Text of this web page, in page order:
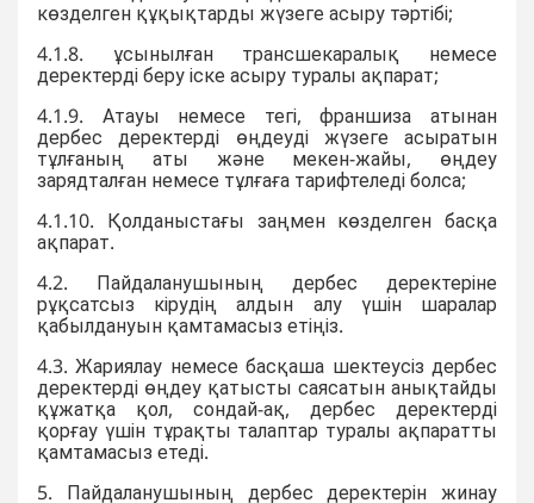
көзделген құқықтарды жүзеге асыру тәртібі;
4.1.8. ұсынылған трансшекаралық немесе
деректерді беру іске асыру туралы ақпарат;
4.1.9. Атауы немесе тегі, франшиза атынан
дербес деректерді өңдеуді жүзеге асыратын
тұлғаның аты және мекен-жайы, өңдеу
зарядталған немесе тұлғаға тарифтеледі болса;
4.1.10. Қолданыстағы заңмен көзделген басқа
ақпарат.
4.2. Пайдаланушының дербес деректеріне
рұқсатсыз кірудің алдын алу үшін шаралар
қабылдануын қамтамасыз етіңіз.
4.3. Жариялау немесе басқаша шектеусіз дербес
деректерді өңдеу қатысты саясатын анықтайды
құжатқа қол, сондай-ақ, дербес деректерді
қорғау үшін тұрақты талаптар туралы ақпаратты
қамтамасыз етеді.